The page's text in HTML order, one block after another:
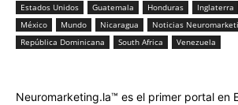
Estados Unidos
Guatemala Honduras Inglaterra
México
Mundo Nicaragua Noticias
República Dominicana
South Africa Venezuela
Neuromarketing.la™ es el primer portal en